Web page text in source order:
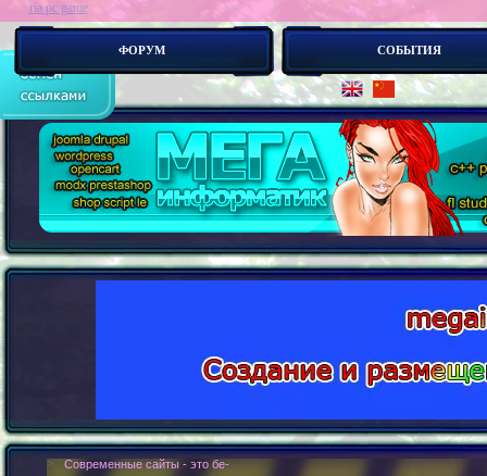
ФОРУМ СОБЫТИЯ
ria pc game
> : Современные сайты - это бестелесные роботы. Новые концепии создания